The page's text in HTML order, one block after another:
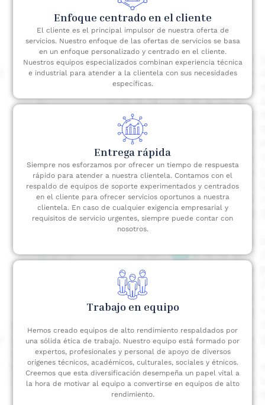
Enfoque centrado en el cliente
El cliente es el principal impulsor de nuestra oferta de
servicios. Nuestro enfoque de las ofertas de servicios se basa
en un enfoque personalizado y centrado en el cliente.
Nuestros equipos especializados combinan experiencia técnica
e industrial para atender a la clientela con sus necesidades
específicas.
Entrega rápida
Siempre nos esforzamos por ofrecer un tiempo de respuesta
rápido para atender a nuestra clientela. Contamos con el
respaldo de equipos de soporte experimentados y centrados
en el cliente para ofrecer servicios oportunos a nuestra
clientela. En caso de cualquier exigencia empresarial y
requisitos de servicio urgentes, siempre puede contar con
nosotros.
Trabajo en equipo
Hemos creado equipos de alto rendimiento respaldados por
una sólida ética de trabajo. Nuestro equipo está formado por
expertos, profesionales y personal de apoyo de diversos
orígenes técnicos, académicos, culturales, sociales y étnicos.
Creemos que esta diversificación desempeña un papel vital a
la hora de motivar al equipo a convertirse en equipos de alto
rendimiento.